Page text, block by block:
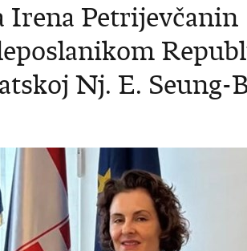
Irena Petrijevčanin
Nj. E. Seung-